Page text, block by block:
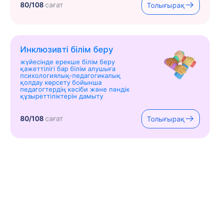
80/108сағат Толығырақ
Инклюзивті білім беру
жүйесінде ерекше білім беру
қажеттілігі бар білім алушыға
психологиялық-педагогикалық
қолдау көрсету бойынша
педагогтердің кәсіби және пәндік
құзыреттіліктерін дамыту
80/108сағат Толығырақ